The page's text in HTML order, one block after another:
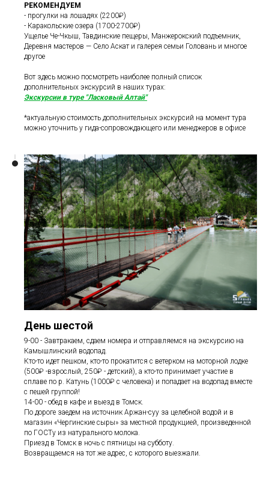
РЕКОМЕНДУЕМ
- прогулки на лошадях (2200₽)
- Каракольские озера (1700-2700₽)
Ущелье Че-Чкыш, Тавдинские пещеры, Манжерокский подъемник,
Деревня мастеров — Село Аскат и галерея семьи Головань и многое
другое
Вот здесь можно посмотреть наиболее полный список
дополнительных экскурсий в наших турах:
Экскурсии в туре "Ласковый Алтай"
*актуальную стоимость дополнительных экскурсий на момент тура
можно уточнить у гида-сопровождающего или менеджеров в офисе
День шестой
9-00 - Завтракаем, сдаем номера и отправляемся на экскурсию на
Камышлинский водопад.
Кто-то идет пешком, кто-то прокатится с ветерком на моторной лодке
(500₽ -взрослый, 250₽ - детский), а кто-то принимает участие в
сплаве по р. Катунь (1000₽ с человека) и попадает на водопад вместе
с пешей группой!
14-00 - обед в кафе и выезд в Томск.
По дороге заедем на источник Аржан-суу за целебной водой и в
магазин «Чергинские сыры» за местной продукцией, произведенной
по ГОСТу из натурального молока.
Приезд в Томск в ночь с пятницы на субботу.
Возвращаемся на тот же адрес, с которого выезжали.